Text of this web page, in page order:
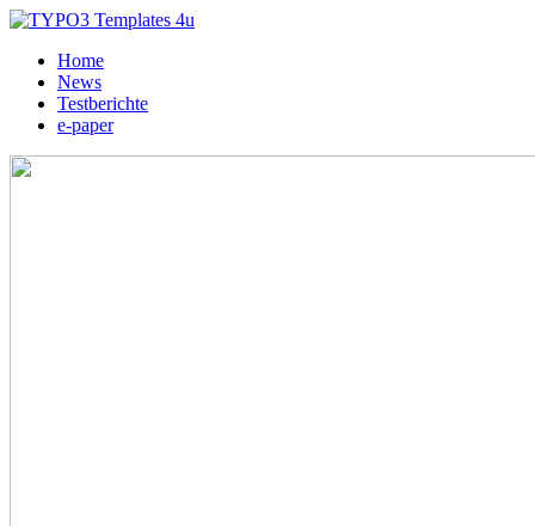
Home
News
Testberichte
e-paper